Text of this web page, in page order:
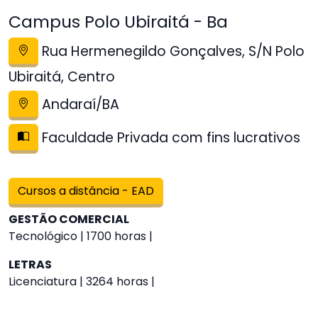
Campus Polo Ubiraitá - Ba
Rua Hermenegildo Gonçalves, S/N Polo
Ubiraitá, Centro
Andaraí/BA
Faculdade Privada com fins lucrativos
Cursos a distância - EAD
GESTÃO COMERCIAL
Tecnológico | 1700 horas |
LETRAS
Licenciatura | 3264 horas |